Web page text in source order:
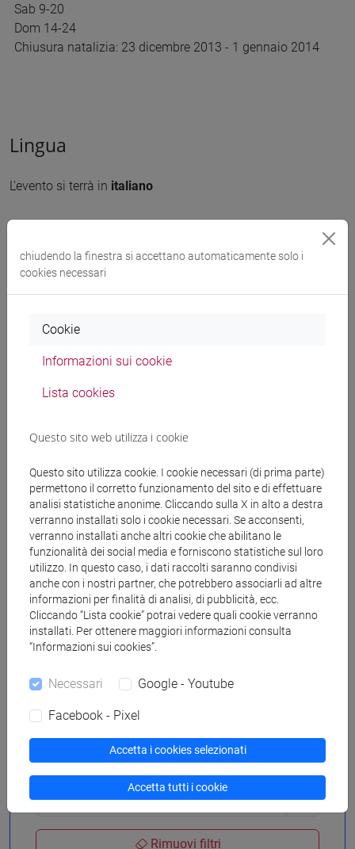
Sab 9-20
Dom 14-24
Chiusura natalizia: 23 dicembre 2013 - 1 gennaio 2014
Lingua
L'evento si terrà in italiano
Organizzatore
Allegati
Cerca in agenda
Rimuovi filtri
chiudendo la finestra si accettano automaticamente solo i
cookies necessari
Cookie
Informazioni sui cookie
Lista cookies
Questo sito web utilizza i cookie
Questo sito utilizza cookie. I cookie necessari (di prima parte)
permettono il corretto funzionamento del sito e di effettuare
analisi statistiche anonime. Cliccando sulla X in alto a destra
verranno installati solo i cookie necessari. Se acconsenti,
verranno installati anche altri cookie che abilitano le
funzionalità dei social media e forniscono statistiche sul loro
utilizzo. In questo caso, i dati raccolti saranno condivisi
anche con i nostri partner, che potrebbero associarli ad altre
informazioni per finalità di analisi, di pubblicità, ecc.
Cliccando “Lista cookie” potrai vedere quali cookie verranno
installati. Per ottenere maggiori informazioni consulta
“Informazioni sui cookies”.
Necessari Google - Youtube
Facebook - Pixel
Accetta i cookies selezionati
Accetta tutti i cookie